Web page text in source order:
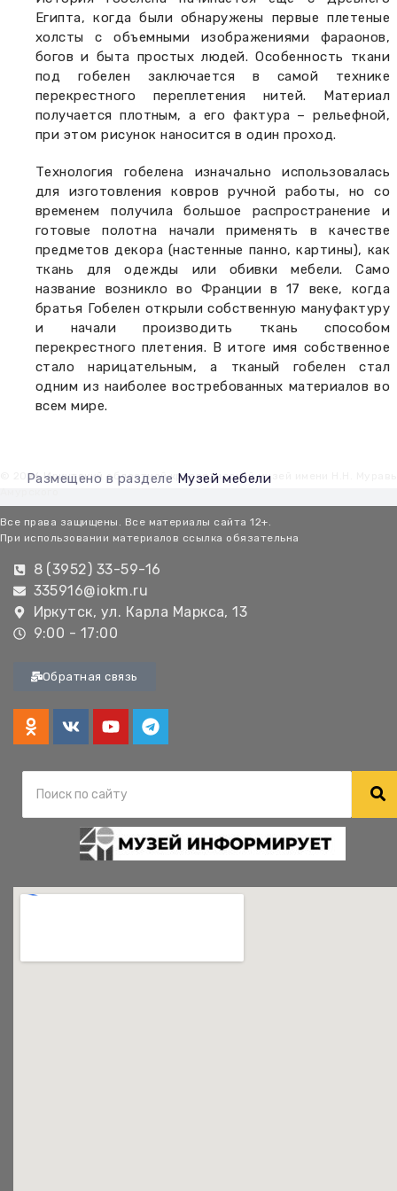
Египта, когда были обнаружены первые плетеные
холсты с объемными изображениями фараонов,
богов и быта простых людей. Особенность ткани
под гобелен заключается в самой технике
перекрестного переплетения нитей. Материал
получается плотным, а его фактура – рельефной,
при этом рисунок наносится в один проход.
Технология гобелена изначально использовалась
для изготовления ковров ручной работы, но со
временем получила большое распространение и
готовые полотна начали применять в качестве
предметов декора (настенные панно, картины), как
ткань для одежды или обивки мебели. Само
название возникло во Франции в 17 веке, когда
братья Гобелен открыли собственную мануфактуру
и начали производить ткань способом
перекрестного плетения. В итоге имя собственное
стало нарицательным, а тканый гобелен стал
одним из наиболее востребованных материалов во
всем мире.
Размещено в разделе Музей мебели
© 2026 Иркутский областной краеведческий музей имени Н.Н.
Все права защищены. Все материалы сайта 12+.
При использовании материалов ссылка обязательна
8 (3952) 33-59-16
335916@iokm.ru
Иркутск, ул. Карла Маркса, 13
9:00 - 17:00
Обратная связь